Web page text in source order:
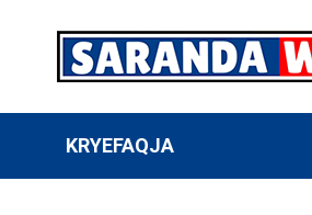
KRYEFAQJA